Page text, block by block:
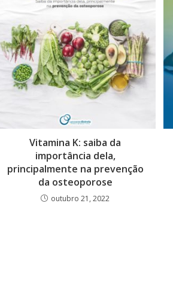
Vitamina K: saiba da
importância dela,
principalmente na prevenção
da osteoporose
outubro 21, 2022